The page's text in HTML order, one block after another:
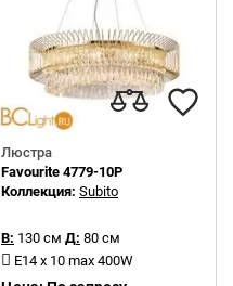
Люстра
Favourite 4779-10P
Коллекция: Subito
В: 130 см Д: 80 см
E14 x 10 max 400W